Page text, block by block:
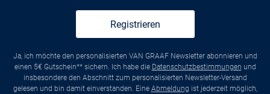
Registrieren
Ja, ich möchte den personalisierten VAN GRAAF Newsletter abonnieren und
einen 5€ Gutschein** sichern. Ich habe die Datenschutzbestimmungen und
insbesondere den Abschnitt zum personalisierten Newsletter-Versand
gelesen und bin damit einverstanden. Eine Abmeldung ist jederzeit möglich,